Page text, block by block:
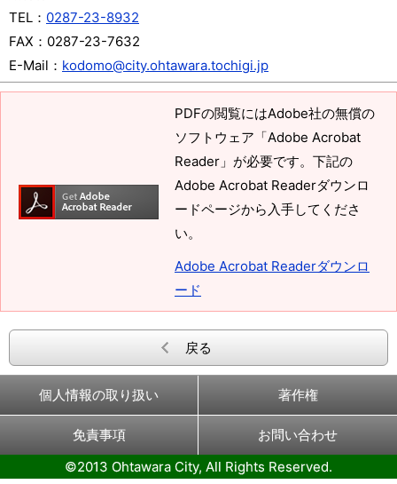
TEL： 0287-23-8932
FAX： 0287-23-7632
E-Mail： kodomo@city.ohtawara.tochigi.jp
PDFの閲覧にはAdobe社の無償の
ソフトウェア「Adobe Acrobat
Reader」が必要です。下記の
Adobe Acrobat Readerダウンロ
ードページから入手してくださ
い。
Adobe Acrobat Readerダウンロ
ード
戻る
個人情報の取り扱い 著作権
免責事項
お問い合わせ
©2013 Ohtawara City, All Rights Reserved.